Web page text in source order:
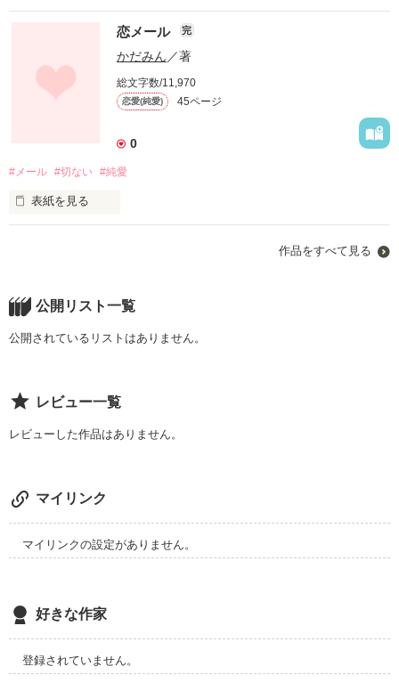
「てめぇの顔むかつくんだけど。」
「・・は？」
学校１モテてる私。
そして、学校１モテてるアイツ。
井上　優雅。
あーもううんざり。
作品を読む
恋メール 完
かだみん ／著
総文字数/11,970
恋愛(純愛) 45ページ
0
#メール #切ない #純愛
表紙を見る
Ｑ.会ったことはありますか？
Ｑ.どこを好きになりましたか？
こんな恋愛。
間違ってますか？
作品をすべて見る
公開リスト一覧
公開されているリストはありません。
レビュー一覧
レビューした作品はありません。
マイリンク
マイリンクの設定がありません。
好きな作家
登録されていません。